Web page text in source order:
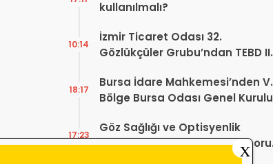
kullanılmalı?
İzmir Ticaret Odası 32.
Gözlükçüler Grubu’ndan TEBD II
Projesi açıklaması
10:14
Bursa İdare Mahkemesi’nden V.
Bölge Bursa Odası Genel Kurulu
18:17
Göz Sağlığı ve Optisyenlik
Çalıştayı Bilimsel Sonuç Raporu
17:23
X